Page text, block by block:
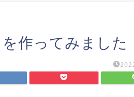
作ってみました